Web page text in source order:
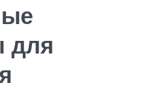
для